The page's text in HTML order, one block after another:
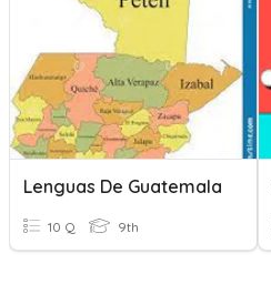
Lenguas De Guatemala
10 Q 9th